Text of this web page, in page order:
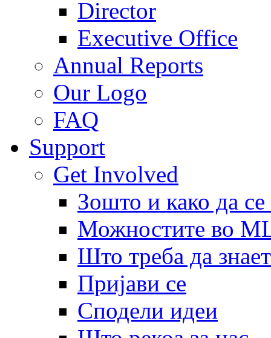
Director
Executive Office
Annual Reports
Our Logo
FAQ
Support
Get Involved
Зошто и како да
Можностите во
Што треба да
Пријави се
Сподели идеи